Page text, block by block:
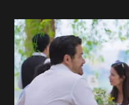
permanecer virgem até
ama, o que não é fácil, já
se aprimorar, trabalhando,
ser a primeira mulher da
universidade. Ela tem uma